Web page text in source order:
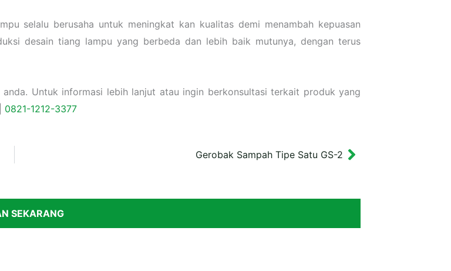
selalu berusaha untuk meningkat kan kualitas demi menambah kepuasan
desain tiang lampu yang berbeda dan lebih baik mutunya, dengan terus
Untuk informasi lebih lanjut atau ingin berkonsultasi terkait produk yang
0821-1212-3377
Gerobak Sampah Tipe Satu GS-2 Next
SEKARANG